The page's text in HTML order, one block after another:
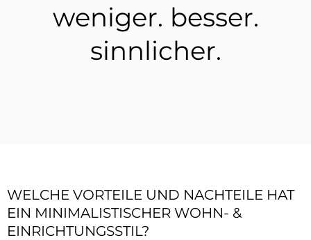
weniger. besser.
sinnlicher.
WELCHE VORTEILE UND NACHTEILE HAT
EIN MINIMALISTISCHER WOHN- &
EINRICHTUNGSSTIL?